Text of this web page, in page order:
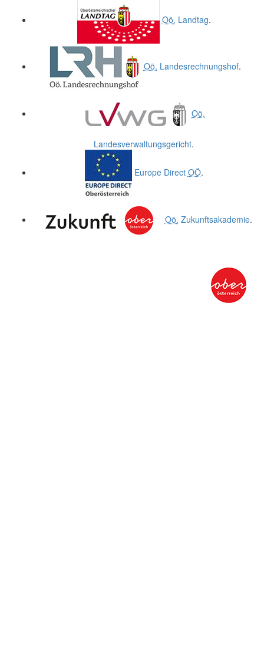
Oö. Landtag.
Oö. Landesrechnungshof.
Oö.
Landesverwaltungsgericht.
Europe Direct OÖ.
Oö. Zukunftsakademie.